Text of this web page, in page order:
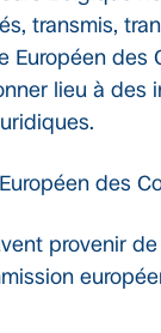
transmis,
Européen des
lieu à des
des
provenir